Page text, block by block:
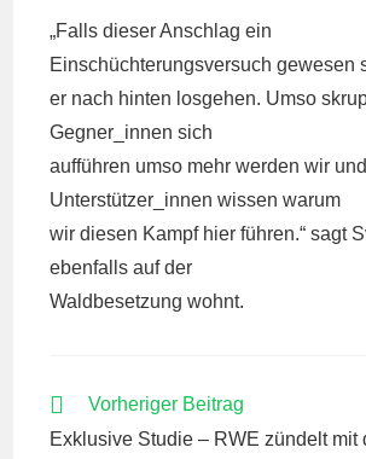
„Falls dieser Anschlag ein
Einschüchterungsversuch gewesen
er nach hinten losgehen. Umso
Gegner_innen sich
aufführen umso mehr werden wir
Unterstützer_innen wissen warum
wir diesen Kampf hier führen.“ sagt
ebenfalls auf der
Waldbesetzung wohnt.
WEITERE
ANSEHEN
Vorheriger Beitrag
Exklusive Studie – RWE zündelt mit